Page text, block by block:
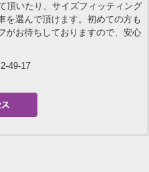
頂いたり、サイズフィッティング
を選んで頂けます。初めての方も
がお待ちしておりますので、安心
49-17